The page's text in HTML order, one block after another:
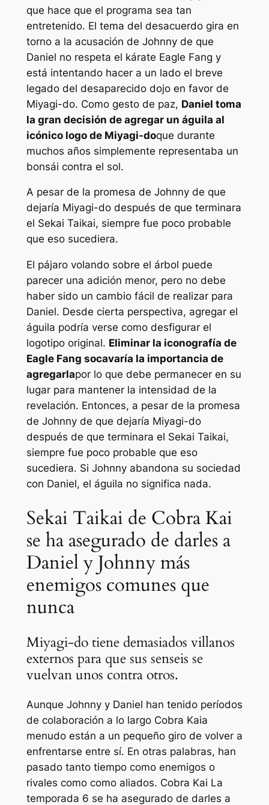
que hace que el programa sea tan
entretenido. El tema del desacuerdo gira en
torno a la acusación de Johnny de que
Daniel no respeta el kárate Eagle Fang y
está intentando hacer a un lado el breve
legado del desaparecido dojo en favor de
Miyagi-do. Como gesto de paz, Daniel toma
la gran decisión de agregar un águila al
icónico logo de Miyagi-doque durante
muchos años simplemente representaba un
bonsái contra el sol.
A pesar de la promesa de Johnny de que
dejaría Miyagi-do después de que terminara
el Sekai Taikai, siempre fue poco probable
que eso sucediera.
El pájaro volando sobre el árbol puede
parecer una adición menor, pero no debe
haber sido un cambio fácil de realizar para
Daniel. Desde cierta perspectiva, agregar el
águila podría verse como desfigurar el
logotipo original. Eliminar la iconografía de
Eagle Fang socavaría la importancia de
agregarlapor lo que debe permanecer en su
lugar para mantener la intensidad de la
revelación. Entonces, a pesar de la promesa
de Johnny de que dejaría Miyagi-do
después de que terminara el Sekai Taikai,
siempre fue poco probable que eso
sucediera. Si Johnny abandona su sociedad
con Daniel, el águila no significa nada.
Sekai Taikai de Cobra Kai
se ha asegurado de darles a
Daniel y Johnny más
enemigos comunes que
nunca
Miyagi-do tiene demasiados villanos
externos para que sus senseis se
vuelvan unos contra otros.
Aunque Johnny y Daniel han tenido períodos
de colaboración a lo largo Cobra Kaia
menudo están a un pequeño giro de volver a
enfrentarse entre sí. En otras palabras, han
pasado tanto tiempo como enemigos o
rivales como como aliados. Cobra Kai La
temporada 6 se ha asegurado de darles a